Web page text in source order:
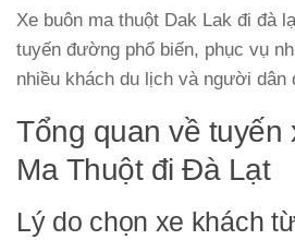
Xe buôn ma thuột Dak Lak đi đà
tuyến đường phổ biến, phục vụ
nhiều khách du lịch và người dân
Tổng quan về tuyến
Ma Thuột đi Đà Lạt
Lý do chọn xe khách